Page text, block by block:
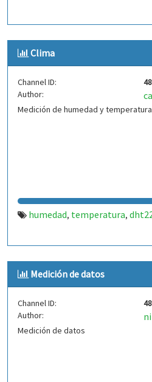
Clima
Channel ID:
Author:
Medición de humedad y temperatura
humedad, temperatura,
Medición de datos
Channel ID:
Author:
Medición de datos